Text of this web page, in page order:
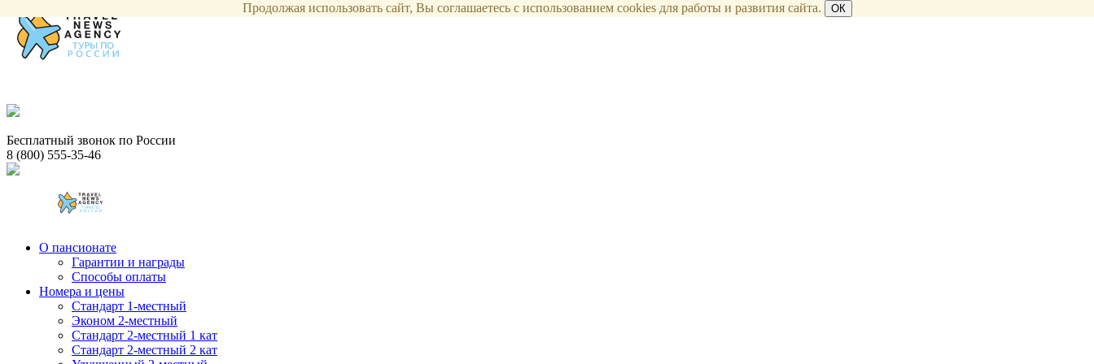
Бесплатный звонок по России
8 (800) 555-35-46
О пансионате
Гарантии и награды
Способы оплаты
Номера и цены
Стандарт 1-местный
Эконом 2-местный
Стандарт 2-местный 1 кат
Стандарт 2-местный 2 кат
Продолжая использовать сайт, Вы соглашаетесь с использованием cookies для работы и развития сайта. ОК